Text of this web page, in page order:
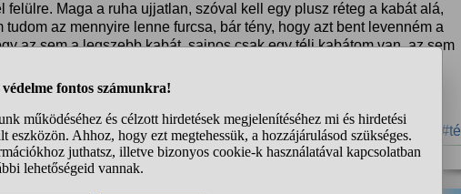
felülre. Maga a ruha ujjatlan, szóval kell egy plusz réteg a kabát alá,
az mennyire lenne furcsa, bár tény, hogy azt bent levenném a
az sem a legszebb kabát, sajnos csak egy téli kabátom van, az sem
#hideg #ruha #tél